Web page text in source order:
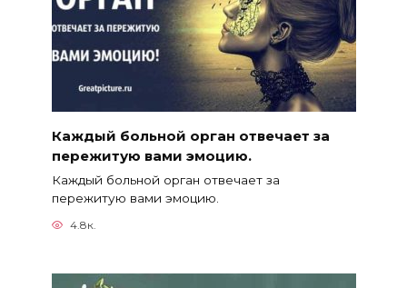
Каждый больной орган отвечает за
пережитую вами эмоцию.
Каждый больной орган отвечает за
пережитую вами эмоцию.
4.8к.